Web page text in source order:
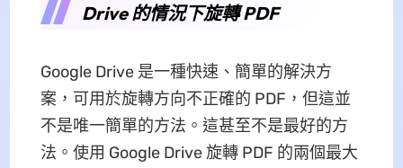
Drive 的情況下旋轉 PDF
Google Drive 是一種快速、簡單的解決方
案，可用於旋轉方向不正確的 PDF，但這並
不是唯一簡單的方法。這甚至不是最好的方
法。使用 Google Drive 旋轉 PDF 的兩個最大